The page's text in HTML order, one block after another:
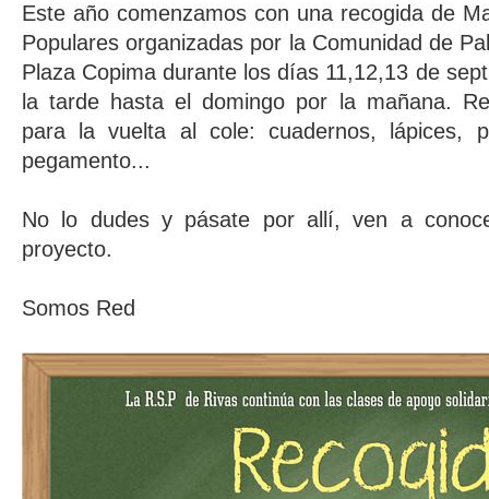
Este año comenzamos con una recogida de
Populares organizadas por la Comunidad de
Plaza Copima durante los días 11,12,13 de
la tarde hasta el domingo por la mañana.
para la vuelta al cole: cuadernos, lápices,
pegamento...
No lo dudes y pásate por allí, ven a
proyecto.
Somos Red